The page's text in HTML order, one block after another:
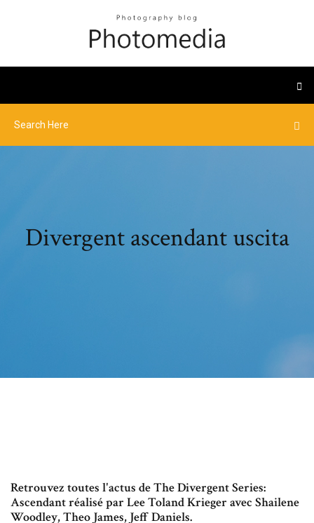
Divergent ascendant uscita
Retrouvez toutes l'actus de The Divergent Series:
Ascendant réalisé par Lee Toland Krieger avec Shailene
Woodley, Theo James, Jeff Daniels.